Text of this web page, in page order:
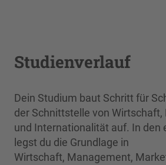
Studienverlauf
Dein Studium baut Schritt für
der Schnittstelle von
und Internationalität auf. In den
legst du die Grundlage in
Wirtschaft, Management,